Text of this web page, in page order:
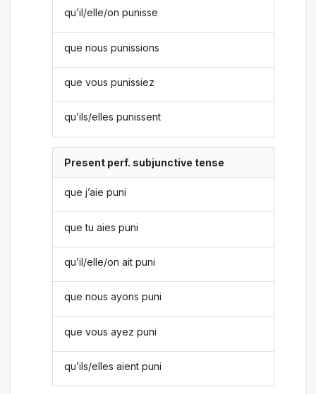
qu’il/elle/on punisse
que nous punissions
que vous punissiez
qu’ils/elles punissent
Present perf. subjunctive tense
que j’aie puni
que tu aies puni
qu’il/elle/on ait puni
que nous ayons puni
que vous ayez puni
qu’ils/elles aient puni